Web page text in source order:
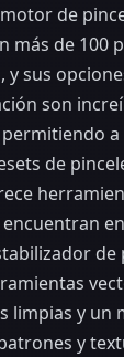
de
más de 100
y sus
son
de
de
limpias y un
y